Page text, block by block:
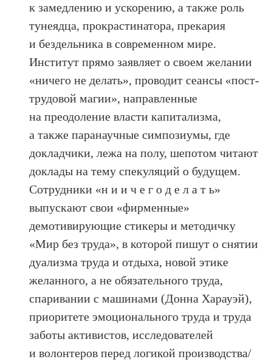
к замедлению и ускорению, а также роль
тунеядца, прокрастинатора, прекария
и бездельника в современном мире.
Институт прямо заявляет о своем желании
«ничего не делать», проводит сеансы «пост-
трудовой магии», направленные
на преодоление власти капитализма,
а также паранаучные симпозиумы, где
докладчики, лежа на полу, шепотом читают
доклады на тему спекуляций о будущем.
Сотрудники «н и и ч е г о д е л а т ь»
выпускают свои «фирменные»
демотивирующие стикеры и методичку
«Мир без труда», в которой пишут о снятии
дуализма труда и отдыха, новой этике
желанного, а не обязательного труда,
спаривании с машинами (Донна Харауэй),
приоритете эмоционального труда и труда
заботы активистов, исследователей
и волонтеров перед логикой производства/